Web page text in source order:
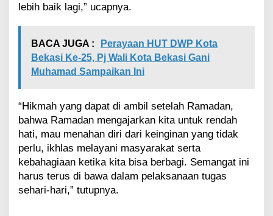
lebih baik lagi,” ucapnya.
BACA JUGA :
Perayaan HUT DWP Kota
Bekasi Ke-25, Pj Wali Kota Bekasi Gani
Muhamad Sampaikan Ini
“Hikmah yang dapat di ambil setelah Ramadan,
bahwa Ramadan mengajarkan kita untuk rendah
hati, mau menahan diri dari keinginan yang tidak
perlu, ikhlas melayani masyarakat serta
kebahagiaan ketika kita bisa berbagi. Semangat ini
harus terus di bawa dalam pelaksanaan tugas
sehari-hari,” tutupnya.